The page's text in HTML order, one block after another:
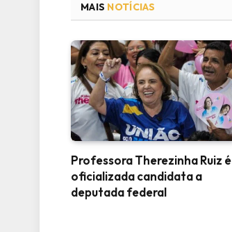
MAIS NOTÍCIAS
Professora Therezinha Ruiz é
oficializada candidata a
deputada federal